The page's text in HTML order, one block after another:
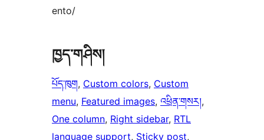
ento/
ཁྱད་གཤིས།
པོད་ཁུག, Custom colors, Custom
menu, Featured images, འཕྲིན་གསར།
One column, Right sidebar, RTL
language support, Sticky post